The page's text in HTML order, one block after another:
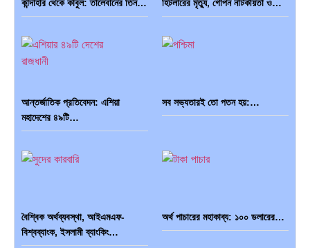
কান্দাহার থেকে কাবুল: তালেবানের তিন… হিটলারের মৃত্যু, গোপন নাটকীয়তা ও…
আন্তর্জাতিক প্রতিবেদন: এশিয়া
মহাদেশের ৪৯টি…
সব সভ্যতারই তো পতন হয়:…
বৈশ্বিক অর্থব্যবস্থা, আইএমএফ-
বিশ্বব্যাংক, ইসলামী ব্যাংকিং…
অর্থ পাচারের মহাকাব্য: ১০০ ডলারের…